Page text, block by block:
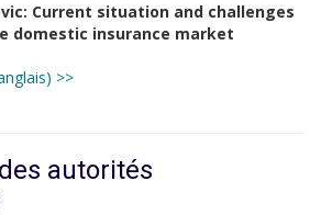
Current situation and challenges
domestic insurance market
>>
autorités